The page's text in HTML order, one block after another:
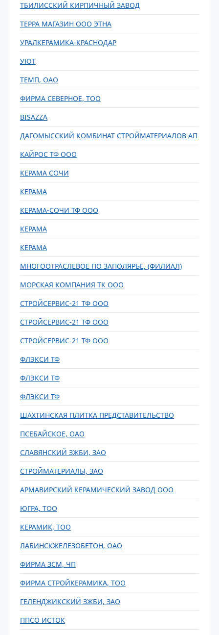
ТБИЛИССКИЙ КИРПИЧНЫЙ ЗАВОД
ТЕРРА МАГАЗИН ООО ЭТНА
УРАЛКЕРАМИКА-КРАСНОДАР
УЮТ
ТЕМП, ОАО
ФИРМА СЕВЕРНОЕ, ТОО
BISAZZA
ДАГОМЫССКИЙ КОМБИНАТ СТРОЙМАТЕРИАЛОВ АП
КАЙРОС ТФ ООО
КЕРАМА CОЧИ
КЕРАМА
КЕРАМА-СОЧИ ТФ ООО
КЕРАМА
КЕРАМА
МНОГООТРАСЛЕВОЕ ПО ЗАПОЛЯРЬЕ, (ФИЛИАЛ)
МОРСКАЯ КОМПАНИЯ ТК ООО
СТРОЙСЕРВИС-21 ТФ ООО
СТРОЙСЕРВИС-21 ТФ ООО
СТРОЙСЕРВИС-21 ТФ ООО
ФЛЭКСИ ТФ
ФЛЭКСИ ТФ
ФЛЭКСИ ТФ
ШАХТИНСКАЯ ПЛИТКА ПРЕДСТАВИТЕЛЬСТВО
ПСЕБАЙСКОЕ, ОАО
СЛАВЯНСКИЙ ЗЖБИ, ЗАО
СТРОЙМАТЕРИАЛЫ, ЗАО
АРМАВИРСКИЙ КЕРАМИЧЕСКИЙ ЗАВОД ООО
ЮГРА, ТОО
КЕРАМИК, ТОО
ЛАБИНСКЖЕЛЕЗОБЕТОН, ОАО
ФИРМА ЗСМ, ЧП
ФИРМА СТРОЙКЕРАМИКА, ТОО
ГЕЛЕНДЖИКСКИЙ ЗЖБИ, ЗАО
ППСО ИСТОК